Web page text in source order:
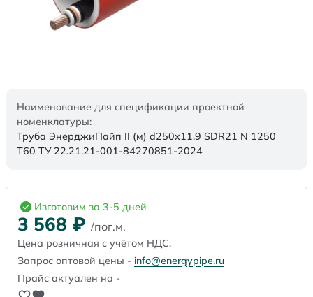
Наименование для спецификации проектной
номенклатуры:
Труба ЭнерджиПайп II (м) d250x11,9 SDR21 N 1250
Т60 ТУ 22.21.21-001-84270851-2024
Изготовим за 3-5 дней
3 568 ₽ /пог.м.
Цена розничная с учётом НДС.
Запрос оптовой цены - info@energypipe.ru
Прайс актуален на -